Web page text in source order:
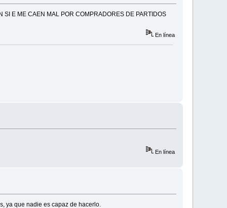
SI E ME CAEN MAL POR COMPRADORES DE PARTIDOS
En línea
En línea
ya que nadie es capaz de hacerlo.